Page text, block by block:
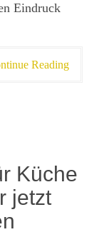
Eindruck
Reading
Küche
jetzt